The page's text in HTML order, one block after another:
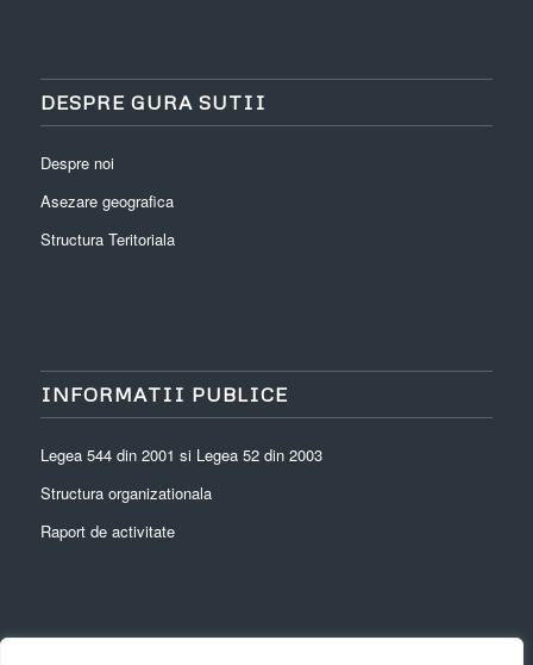
DESPRE GURA SUTII
Despre noi
Asezare geografica
Structura Teritoriala
INFORMATII PUBLICE
Legea 544 din 2001 si Legea 52 din 2003
Structura organizationala
Raport de activitate